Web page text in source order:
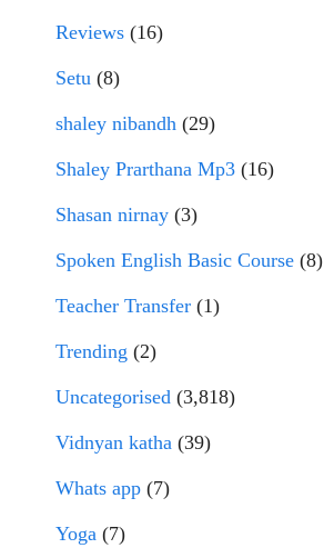
Reviews (16)
Setu (8)
shaley nibandh (29)
Shaley Prarthana Mp3 (16)
Shasan nirnay (3)
Spoken English Basic Course (8)
Teacher Transfer (1)
Trending (2)
Uncategorised (3,818)
Vidnyan katha (39)
Whats app (7)
Yoga (7)